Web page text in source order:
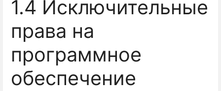
1.4 Исключительные
права на
программное
обеспечение